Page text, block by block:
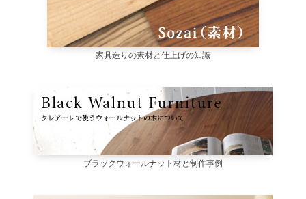
家具造りの素材と仕上げの知識
ブラックウォールナット材と制作事例